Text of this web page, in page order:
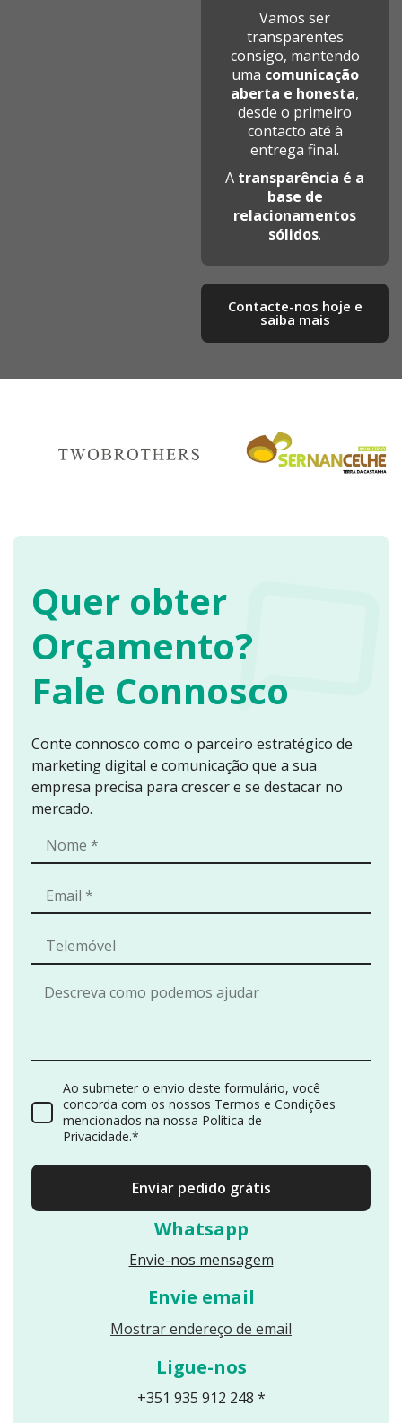
Vamos ser
transparentes
consigo, mantendo
uma comunicação
aberta e honesta,
desde o primeiro
contacto até à
entrega final.
A transparência é a
base de
relacionamentos
sólidos.
Contacte-nos hoje e
saiba mais​
Quer obter
Orçamento?
Fale Connosco
Conte connosco como o parceiro estratégico de
marketing digital e comunicação que a sua
empresa precisa para crescer e se destacar no
mercado.
Whatsapp
Envie-nos mensagem
Envie email
Mostrar endereço de email
Ligue-nos
+351 935 912 248 *
Ao submeter o envio deste formulário, você
concorda com os nossos Termos e Condições
mencionados na nossa Política de
Privacidade.*
Enviar pedido grátis